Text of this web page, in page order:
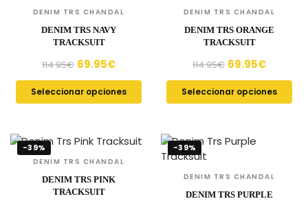
DENIM TRS CHANDAL
DENIM TRS NAVY
TRACKSUIT
114.95€ 69.95€
Seleccionar opciones
DENIM TRS CHANDAL
DENIM TRS ORANGE
TRACKSUIT
114.95€ 69.95€
Seleccionar opciones
-39%
DENIM TRS CHANDAL
DENIM TRS PINK
TRACKSUIT
-39%
DENIM TRS CHANDAL
DENIM TRS PURPLE